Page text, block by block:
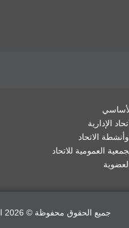
الإدارية
الاتحاد
العمومية للاتحاد
جميع الحقوق محفوظة © 2026 الاتحاد الدولي للغة العربية